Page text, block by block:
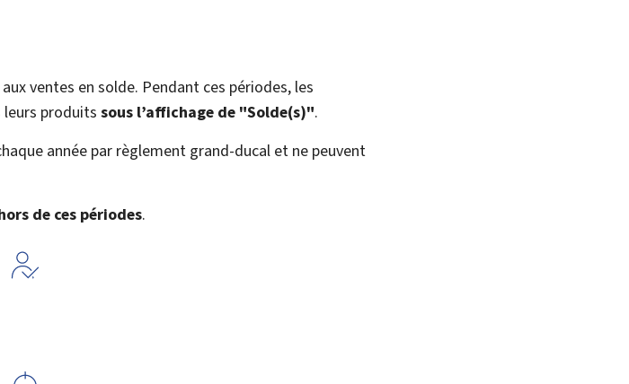
ventes en solde. Pendant ces périodes, les
produits sous l’affichage de "Solde(s)".
année par règlement grand-ducal et ne peuvent
de ces périodes.